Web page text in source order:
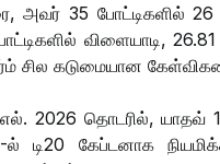
அவர் 35 போட்டிகளில் 26
விளையாடி,
கடுமையான கேள்விகளை
2026 தொடரில்,
ல் டி20 கேப்டனாக